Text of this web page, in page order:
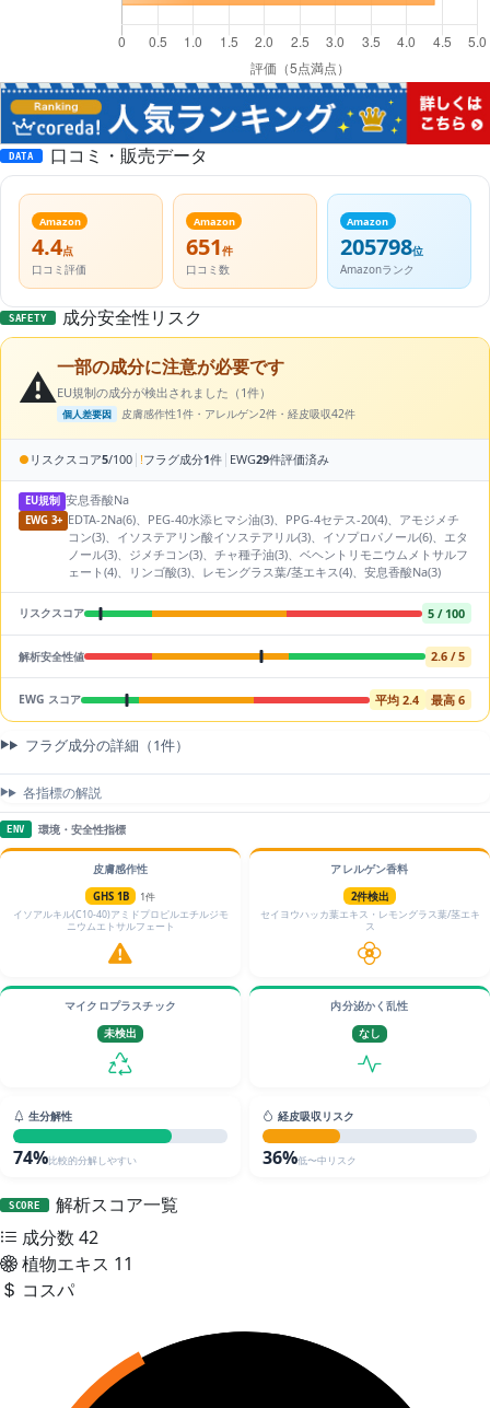
DATA 口コミ・販売データ
Amazon
4.4点
口コミ評価
Amazon
651件
口コミ数
Amazon
205798位
Amazonランク
SAFETY 成分安全性リスク
⚠️一部の成分に注意が必要です
EU規制の成分が検出されました（1件）
個人差要因 皮膚感作性1件・アレルゲン2件・経皮吸収42件
● リスクスコア5/100 | !フラグ成分1件 | EWG29件評価済み
EU規制 安息香酸Na
EWG 3+ EDTA-2Na(6)、PEG-40水添ヒマシ油(3)、PPG-4セテス-20(4)、アモジメチ
コン(3)、イソステアリン酸イソステアリル(3)、イソプロパノール(6)、エタ
ノール(3)、ジメチコン(3)、チャ種子油(3)、ベヘントリモニウムメトサルフ
ェート(4)、リンゴ酸(3)、レモングラス葉/茎エキス(4)、安息香酸Na(3)
リスクスコア 5 / 100
解析安全性値 2.6 / 5
EWG スコア 平均 2.4 最高 6
フラグ成分の詳細（1件）
各指標の解説
ENV 環境・安全性指標
皮膚感作性
GHS 1B
1件
イソアルキル(C10-40)アミドプロピルエチルジモ
ニウムエトサルフェート
アレルゲン香料
2件検出
セイヨウハッカ葉エキス・レモングラス葉/茎エキ
ス
マイクロプラスチック
未検出
内分泌かく乱性
なし
生分解性
74%比較的分解しやすい
経皮吸収リスク
36%低〜中リスク
SCORE
解析スコア一覧
成分数 42
植物エキス 11
コスパ